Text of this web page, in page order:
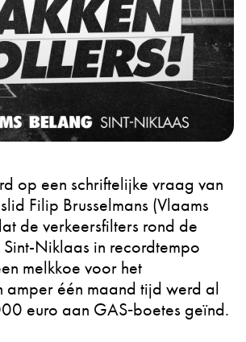
op een schriftelijke vraag van
Filip Brusselmans (Vlaams
de verkeersfilters rond de
Niklaas in recordtempo
melkkoe voor het
amper één maand tijd werd al
euro aan GAS‑boetes geïnd.​